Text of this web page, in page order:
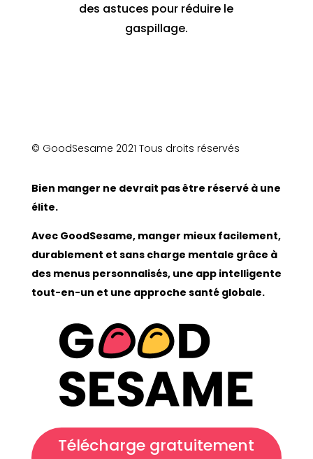
des astuces pour réduire le
gaspillage.
© GoodSesame 2021 Tous droits réservés
Bien manger ne devrait pas être réservé à une
élite.
Avec GoodSesame, manger mieux facilement,
durablement et sans charge mentale grâce à
des menus personnalisés, une app intelligente
tout-en-un et une approche santé globale.
Télécharge gratuitement